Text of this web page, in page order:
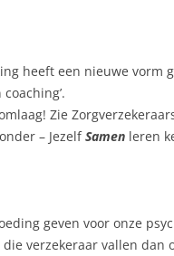
heeft een nieuwe
Zie
– JezelfSamen leren
geven voor onze
verzekeraar vallen dan